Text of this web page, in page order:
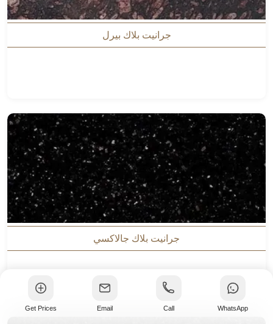
جرانيت بلاك بيرل
جرانيت بلاك جالاكسي
WhatsApp
Call
Email
Get Prices